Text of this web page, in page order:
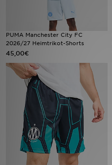
PUMA Manchester City FC
2026/27 Heimtrikot-Shorts
45,00€
JD Exklusives
Fußball
Sport
Lade Die APP
Geschenkkarte
Filialfinder
Mein JD